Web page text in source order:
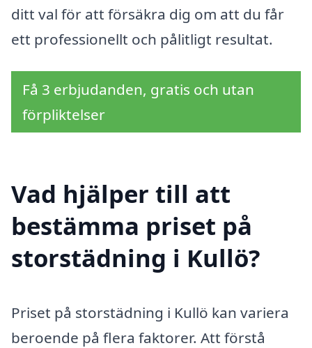
ditt val för att försäkra dig om att du får
ett professionellt och pålitligt resultat.
Få 3 erbjudanden, gratis och utan
förpliktelser
Vad hjälper till att
bestämma priset på
storstädning i Kullö?
Priset på storstädning i Kullö kan variera
beroende på flera faktorer. Att förstå